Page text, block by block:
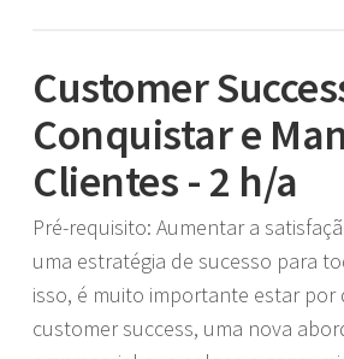
Customer
Conquistar e
Clientes - 2 h/a
Pré-requisito: Aumentar a
uma estratégia de sucesso para
isso, é muito importante estar
customer success, uma nova